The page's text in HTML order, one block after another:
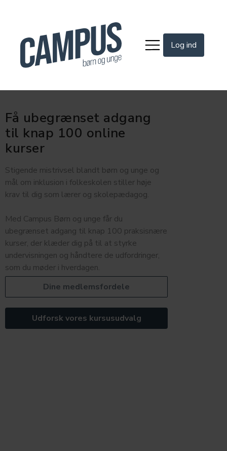
Log ind
Få ubegrænset adgang
til knap 100 online
kurser
Stigende mistrivsel blandt børn og unge og
mål om inklusion i folkeskolen stiller høje
krav til dig som lærer og skolepædagog.
Med Campus Børn og unge får du
ubegrænset adgang til knap 100 praksisnære
kurser, der klæder dig på til at styrke
undervisningen og håndtere de udfordringer,
som du møder i hverdagen.
Dine medlemsfordele
Udforsk vores kursusudvalg